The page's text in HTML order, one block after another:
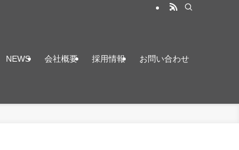
NEWS 会社概要 採用情報 お問い合わせ